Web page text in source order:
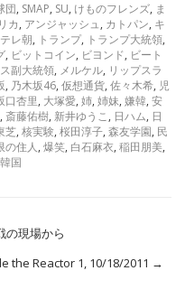
団, SMAP, SU, けものフレンズ, ま
カ, アンジャッシュ, カトパン, キ
テレ朝, トランプ, トランプ大統領,
, ビットコイン, ビヨンド, ビート
副大統領, メルケル, リップスラ
, 乃木坂46, 仮想通貨, 佐々木希, 児
口杏里, 大塚愛, 姉, 姉妹, 嫌韓, 安
, 斎藤佑樹, 新井ゆうこ , 日ハム, 日
芝, 核実験, 桜田淳子, 森友学園, 民
の住人, 爆笑, 白石麻衣, 稲田朋美,
韓国
の現場から
the Reactor 1, 10/18/2011 →